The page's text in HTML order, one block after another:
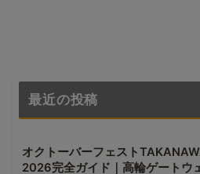
最近の投稿
オクトーバーフェスト
2026完全ガイド｜高輪ゲートウ